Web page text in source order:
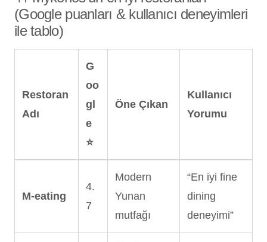
(Google puanları & kullanıcı deneyimleri
ile tablo)
Restoran
Adı
G
oo
gl
e
⭐
Öne Çıkan
Kullanıcı
Yorumu
M-eating
4.
7
Modern
Yunan
mutfağı
“En iyi fine
dining
deneyimi”